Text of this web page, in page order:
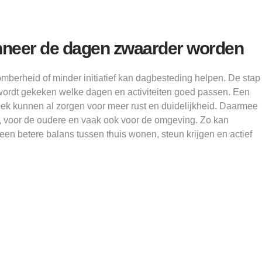
de dagen zwaarder worden
of minder initiatief kan dagbesteding helpen. De stap
gekeken welke dagen en activiteiten goed passen. Een
kunnen al zorgen voor meer rust en duidelijkheid. Daarmee
de oudere en vaak ook voor de omgeving. Zo kan
betere balans tussen thuis wonen, steun krijgen en actief